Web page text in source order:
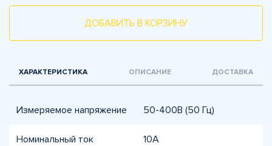
ДОБАВИТЬ В КОРЗИНУ
ХАРАКТЕРИСТИКА ОПИСАНИЕ ДОСТАВКА
Измеряемое напряжение 50-400В (50 Гц)
Номинальный ток
10А